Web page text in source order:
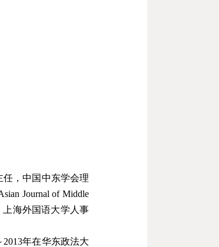
，中国中东学会理
Journal of Middle
海外国语大学人事
2013年在华东政法大